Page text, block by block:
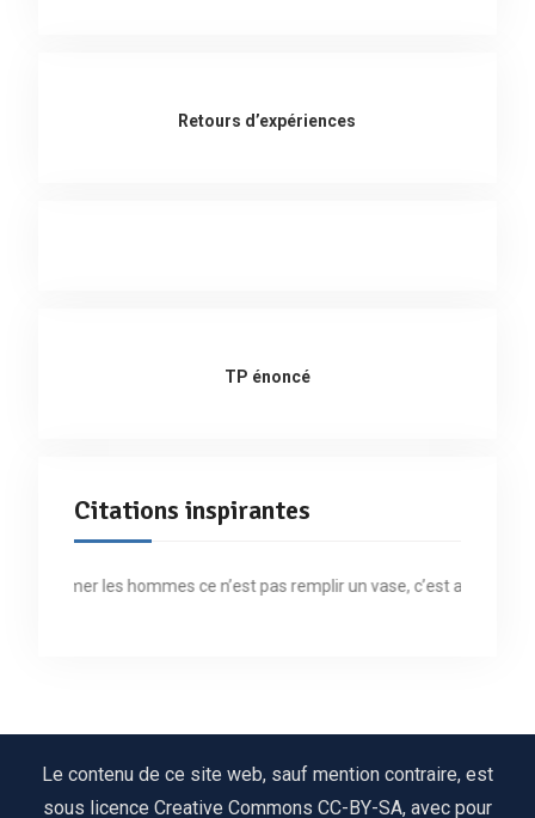
Retours d’expériences
TP énoncé
Citations inspirantes
« Former les hommes ce n’est pas remplir un vase, c’est allumer
Le contenu de ce site web, sauf mention contraire, est
sous licence Creative Commons CC-BY-SA, avec pour